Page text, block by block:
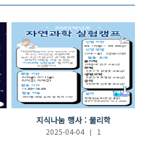
지식나눔 행사 : 물리학
2025-04-04 1